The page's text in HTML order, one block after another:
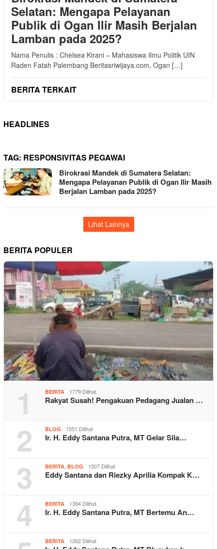
Selatan: Mengapa Pelayanan
Publik di Ogan Ilir Masih Berjalan
Lamban pada 2025?
Nama Penulis : Chelsea Kirani – Mahasiswa Ilmu Politik UIN
Raden Fatah Palembang Beritasriwijaya.com, Ogan […]
BERITA TERKAIT
HEADLINES
TAG: RESPONSIVITAS PEGAWAI
Birokrasi Mandek di Sumatera Selatan:
Mengapa Pelayanan Publik di Ogan Ilir Masih
Berjalan Lamban pada 2025?
Lihat Lainnya
BERITA POPULER
1 BERITA 1779 Dilihat
Rakyat Susah! Pengakuan Pedagang Jualan …
2 BLOG 1551 Dilihat
Ir. H. Eddy Santana Putra, MT Gelar Sila…
3 BERITA BLOG 1507 Dilihat
Eddy Santana dan Riezky Aprilia Kompak K…
4 BERITA 1394 Dilihat
Ir. H. Eddy Santana Putra, MT Bertemu An…
BERITA 1262 Dilihat